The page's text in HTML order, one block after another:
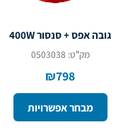
גובה אפס + סנסור 400W
מק″ט: 0503038
₪798
מבחר אפשרויות